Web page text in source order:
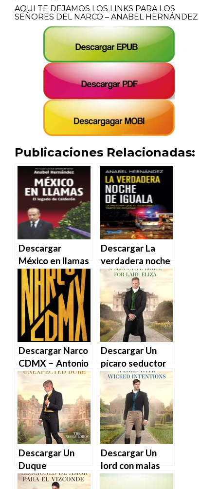
AQUI TE DEJAMOS LOS LINKS PARA LOS
SEÑORES DEL NARCO – ANABEL HERNÁNDEZ
Publicaciones Relacionadas:
Descargar
México en llamas
– Anabel
Hernández en
EPUB | PDF |
MOBI
Descargar La
verdadera noche
de Iguala –
Anabel
Hernández en
EPUB | PDF |
MOBI
Descargar Narco
CDMX – Antonio
Nieto David
Fuentes Sandra
Romandía en
EPUB | PDF |
MOBI
Descargar Un
pícaro seductor
para Lady Eliza
(Los Nobles
Senores nº 3) de
Sasha Cottman
en EPUB | PDF |
MOBI
Descargar Un
Duque
inesperado (Los
Descargar Un
lord con malas
intenciones (Los